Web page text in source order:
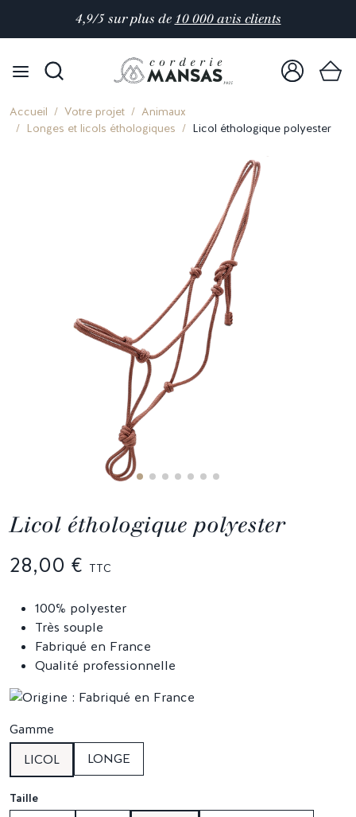
4,9/5 sur plus de 10 000 avis clients
Accueil Votre projet
Animaux
Longes et licols éthologiques
Licol éthologique polyester
Licol éthologique polyester
28,00 € TTC
100% polyester
Très souple
Fabriqué en France
Qualité professionnelle
Gamme
LICOL
LONGE
Taille